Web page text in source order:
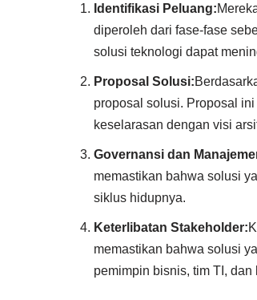
Identifikasi Peluang:
diperoleh dari fase-fase
solusi teknologi dapat
Proposal Solusi:
proposal solusi. Proposal
keselarasan dengan visi
Governansi dan
memastikan bahwa solusi
siklus hidupnya.
Keterlibatan Stakeholder:
memastikan bahwa solusi
pemimpin bisnis, tim TI,